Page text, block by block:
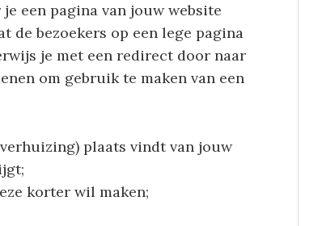
een pagina van jouw website
de bezoekers op een lege pagina
je met een redirect door naar
om gebruik te maken van een
plaats vindt van jouw
korter wil maken;